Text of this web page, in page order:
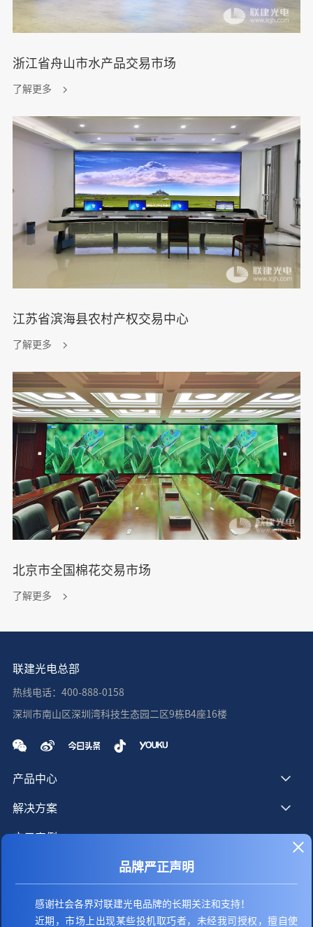
浙江省舟山市水产品交易市场
了解更多
江苏省滨海县农村产权交易中心
了解更多
北京市全国棉花交易市场
了解更多
联建光电总部
热线电话：400-888-0158
深圳市南山区深圳湾科技生态园二区9栋B4座16楼
产品中心
解决方案
应用案例
品牌严正声明
感谢社会各界对联建光电品牌的长期关注和支持！
近期，市场上出现某些投机取巧者，未经我司授权，擅自使